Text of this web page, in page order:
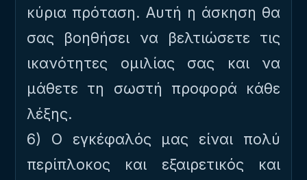
κύρια πρόταση. Αυτή η άσκηση θα
σας βοηθήσει να βελτιώσετε τις
ικανότητες ομιλίας σας και να
μάθετε τη σωστή προφορά κάθε
λέξης.
6) Ο εγκέφαλός μας είναι πολύ
περίπλοκος και εξαιρετικός και